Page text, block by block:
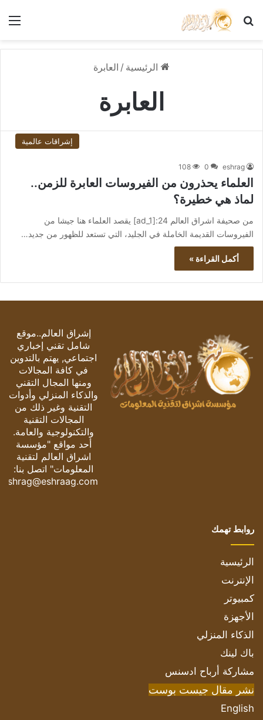
بحث عن
الرئيسية / العابرة
العابرة
إشراقات عالمية
eshrag
0
108
العلماء يحذرون من الفيروسات العابرة للزمن..
لماذ هي خطيرة؟
من صحيفة اشراق العالم 24:[ad_1] يقصد العلماء هنا جيشا من
الفيروسات القديمة الخاملة في الجليد، التي تستعد للظهور من جديد…
أكمل القراءة »
إشراق العالم..موقع
شامل تقني إخباري
اجتماعي, يهتم بالتدوين
في كافة المجالات
ومنها المجال التقني
والذكاء المنزلي وأدوات
التقنية وغير ذلك من
المجالات التقنية
والتكنولوجية والعامة.
أحد مواقع "مؤسسة
اشراق العالم لتقنية
المعلومات" اتصل بنا:
eshrag@eshraag.com
روابط تهمك
الرئيسية
الإنترنت
كمبيوتر
الأجهزة
الذكاء المنزلي
باك لينك
مشاركة أرباح ادسنس
نشر مقال جيست بوست
English